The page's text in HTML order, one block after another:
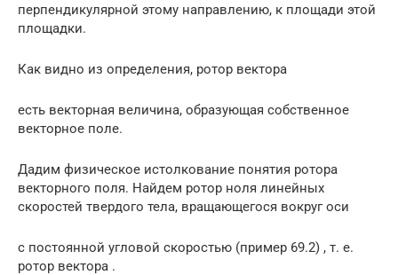
перпендикулярной этому направлению, к площади этой
площадки.
Как видно из определения, ротор вектора
есть векторная величина, образующая собственное
векторное поле.
Дадим физическое истолкование понятия ротора
векторного поля. Найдем ротор ноля линейных
скоростей твердого тела, вращающегося вокруг оси
с постоянной угловой скоростью (пример 69.2) , т. е.
ротор вектора .